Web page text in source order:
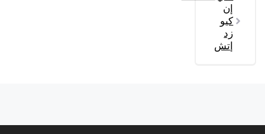
إن
كيو
زد
إتش